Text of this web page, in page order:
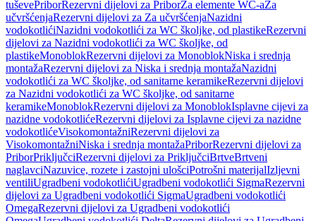
tuševePriborRezervni dijelovi za PriborZa elemente WC-aZa
učvršćenjaRezervni dijelovi za Za učvršćenjaNazidni
vodokotlićiNazidni vodokotlići za WC školjke, od plastikeRezervni
dijelovi za Nazidni vodokotlići za WC školjke, od
plastikeMonoblokRezervni dijelovi za MonoblokNiska i srednja
montažaRezervni dijelovi za Niska i srednja montažaNazidni
vodokotlići za WC školjke, od sanitarne keramikeRezervni dijelovi
za Nazidni vodokotlići za WC školjke, od sanitarne
keramikeMonoblokRezervni dijelovi za MonoblokIsplavne cijevi za
nazidne vodokotlićeRezervni dijelovi za Isplavne cijevi za nazidne
vodokotlićeVisokomontažniRezervni dijelovi za
VisokomontažniNiska i srednja montažaPriborRezervni dijelovi za
PriborPriključciRezervni dijelovi za PriključciBrtveBrtveni
naglavciNazuvice, rozete i zastojni ulošciPotrošni materijalIzljevni
ventiliUgradbeni vodokotlićiUgradbeni vodokotlići SigmaRezervni
dijelovi za Ugradbeni vodokotlići SigmaUgradbeni vodokotlići
OmegaRezervni dijelovi za Ugradbeni vodokotlići